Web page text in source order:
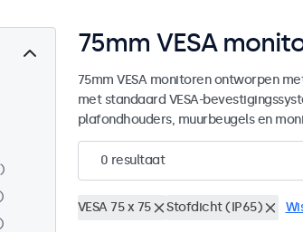
75mm VESA
75mm VESA monitoren ontworpen
met standaard VESA-
plafondhouders, muurbeugels en
0 resultaat
VESA 75 x 75 Stofdicht (IP65)